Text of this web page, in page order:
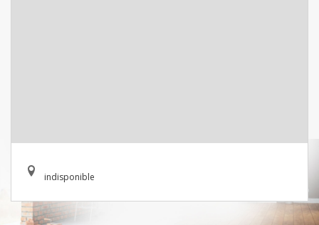
indisponible